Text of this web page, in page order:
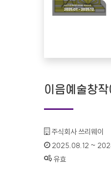
이음예술창작
기관명 :
주식회사 쓰리웨이
인증기간 :
2025.08.12 ~
상태 :
유효